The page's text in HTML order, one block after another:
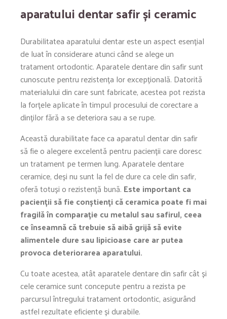
aparatului dentar safir și ceramic
Durabilitatea aparatului dentar este un aspect esențial
de luat în considerare atunci când se alege un
tratament ortodontic. Aparatele dentare din safir sunt
cunoscute pentru rezistența lor excepțională. Datorită
materialului din care sunt fabricate, acestea pot rezista
la forțele aplicate în timpul procesului de corectare a
dinților fără a se deteriora sau a se rupe.
Această durabilitate face ca aparatul dentar din safir
să fie o alegere excelentă pentru pacienții care doresc
un tratament pe termen lung. Aparatele dentare
ceramice, deși nu sunt la fel de dure ca cele din safir,
oferă totuși o rezistență bună. Este important ca
pacienții să fie conștienți că ceramica poate fi mai
fragilă în comparație cu metalul sau safirul, ceea
ce înseamnă că trebuie să aibă grijă să evite
alimentele dure sau lipicioase care ar putea
provoca deteriorarea aparatului.
Cu toate acestea, atât aparatele dentare din safir cât și
cele ceramice sunt concepute pentru a rezista pe
parcursul întregului tratament ortodontic, asigurând
astfel rezultate eficiente și durabile.